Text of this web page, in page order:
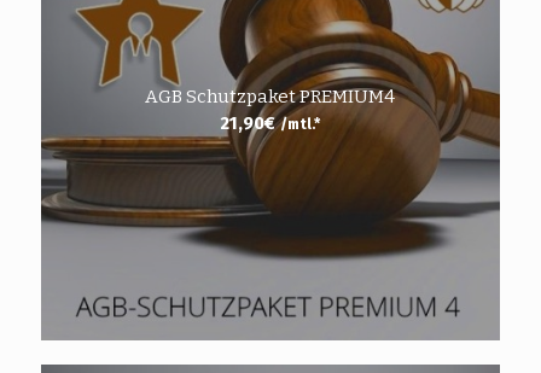
AGB Schutzpaket PREMIUM4
21,90€ /mtl.*